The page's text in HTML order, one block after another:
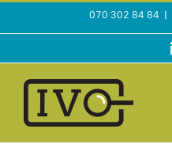
Ga
070 302 84 84 |